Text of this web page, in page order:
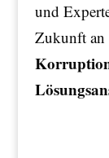
und
Zukunft an